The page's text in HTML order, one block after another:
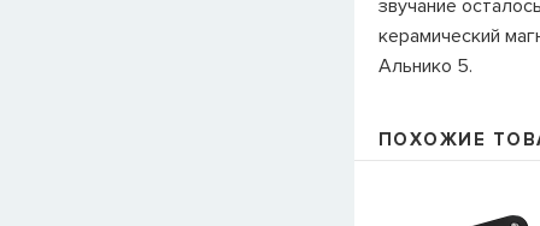
звучание
керамический
Альнико 5.
ПОХОЖИЕ